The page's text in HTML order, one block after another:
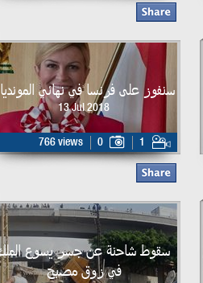
سنفوز على فرنسا في نهائي
13 Jul 2018
766 views 0 1
سقوط شاحنة عن جسر يسوع
في زوق مصبح